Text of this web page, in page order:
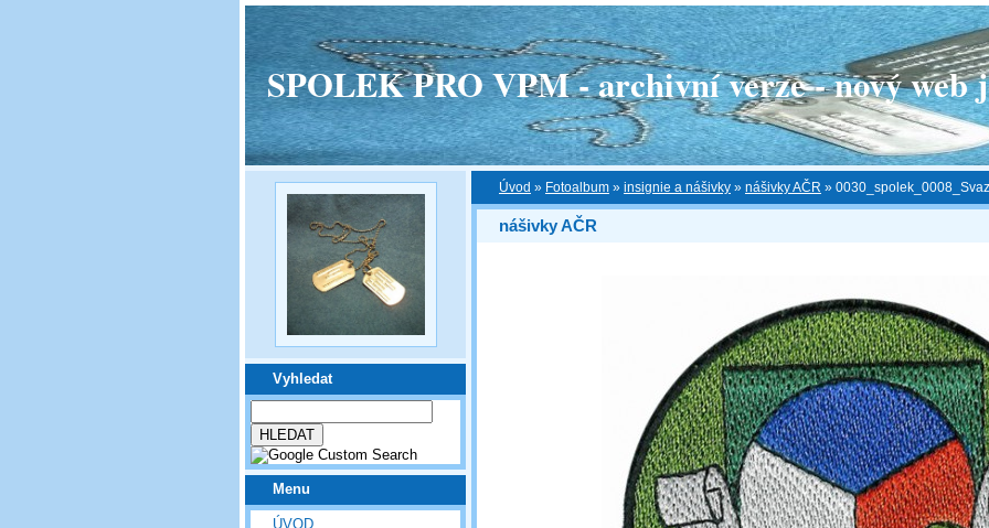
SPOLEK PRO VPM - archivní verze - nový web
Vyhledat
Menu
ÚVOD
Úvod » Fotoalbum » insignie a nášivky » nášivky AČR »
nášivky AČR